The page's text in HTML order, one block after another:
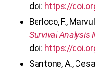
doi: https://
⁠Berloco, F.,
Survival Analysis
doi: https://
Santone, A.,